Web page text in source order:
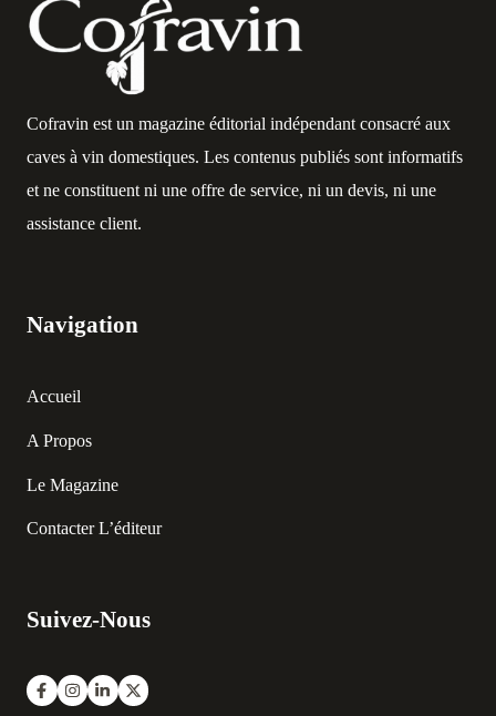
Cofravin est un magazine éditorial indépendant consacré aux
caves à vin domestiques. Les contenus publiés sont informatifs
et ne constituent ni une offre de service, ni un devis, ni une
assistance client.
Navigation
Accueil
A Propos
Le Magazine
Contacter L’éditeur
Suivez-Nous